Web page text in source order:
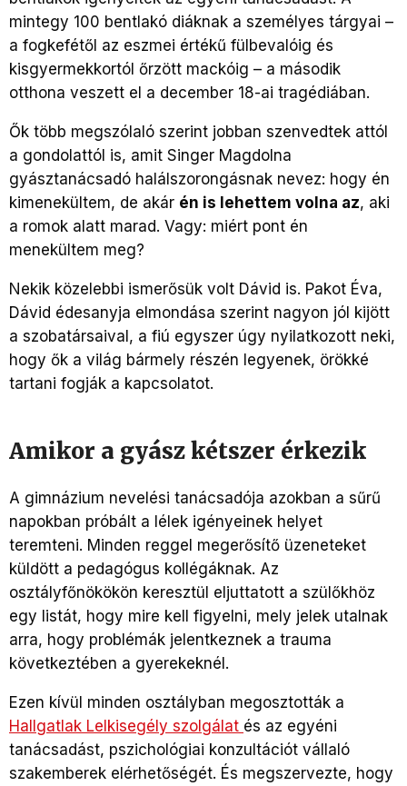
mintegy 100 bentlakó diáknak a személyes tárgyai –
a fogkefétől az eszmei értékű fülbevalóig és
kisgyermekkortól őrzött mackóig – a második
otthona veszett el a december 18-ai tragédiában.
Ők több megszólaló szerint jobban szenvedtek attól
a gondolattól is, amit Singer Magdolna
gyásztanácsadó halálszorongásnak nevez: hogy én
kimenekültem, de akár én is lehettem volna az, aki
a romok alatt marad. Vagy: miért pont én
menekültem meg?
Nekik közelebbi ismerősük volt Dávid is. Pakot Éva,
Dávid édesanyja elmondása szerint nagyon jól kijött
a szobatársaival, a fiú egyszer úgy nyilatkozott neki,
hogy ők a világ bármely részén legyenek, örökké
tartani fogják a kapcsolatot.
Amikor a gyász kétszer érkezik
A gimnázium nevelési tanácsadója azokban a sűrű
napokban próbált a lélek igényeinek helyet
teremteni. Minden reggel megerősítő üzeneteket
küldött a pedagógus kollégáknak. Az
osztályfőnökökön keresztül eljuttatott a szülőkhöz
egy listát, hogy mire kell figyelni, mely jelek utalnak
arra, hogy problémák jelentkeznek a trauma
következtében a gyerekeknél.
Ezen kívül minden osztályban megosztották a
Hallgatlak Lelkisegély szolgálat és az egyéni
tanácsadást, pszichológiai konzultációt vállaló
szakemberek elérhetőségét. És megszervezte, hogy